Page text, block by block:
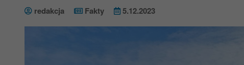
redakcja Fakty 5.12.2023